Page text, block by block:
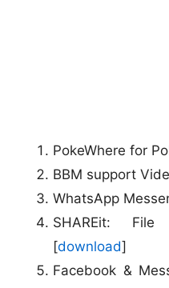
PokeWhere for
BBM support
WhatsApp
SHAREit:
[download]
Facebook &